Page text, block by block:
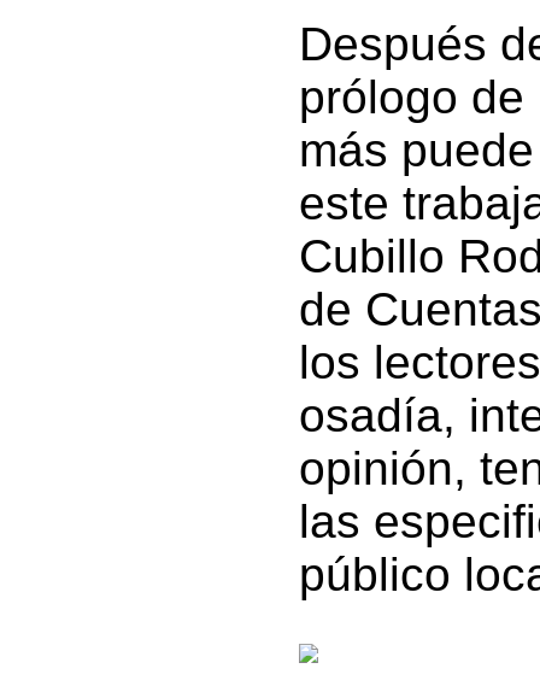
Después
prólogo
más
este
Cubillo
de
los
osadía,
opinión,
las
público